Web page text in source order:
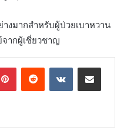
งมากสำหรับผู้ป่วยเบาหวาน
ากผู้เชี่ยวชาญ
PinterestReddit VKontakteShare via Email